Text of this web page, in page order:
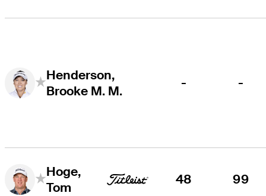
Henderson,
Brooke M. M.
- -
Hoge,
Tom
48 99